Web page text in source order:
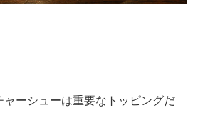
ャーシューは重要なトッピングだ